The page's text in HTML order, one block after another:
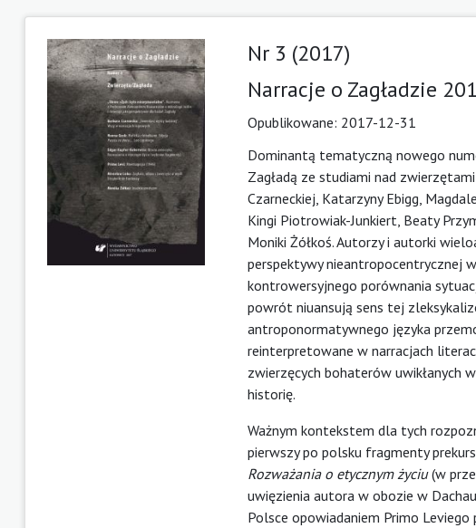
Nr 3 (2017)
Narracje o Zagładzie
Opublikowane: 2017-12-31
Dominantą tematyczną nowego
Zagładą ze studiami nad
Czarneckiej, Katarzyny Ebigg,
Kingi Piotrowiak-Junkiert, Beaty
Moniki Żółkoś. Autorzy i autorki
perspektywy nieantropocentrycznej
kontrowersyjnego porównania
powrót niuansują sens tej
antroponormatywnego języka
reinterpretowane w narracjach
zwierzęcych bohaterów uwikłanych
historię.
Ważnym kontekstem dla tych
pierwszy po polsku fragmenty
Rozważania o etycznym życiu(w
uwięzienia autora w obozie w
Polsce opowiadaniem Primo Leviego